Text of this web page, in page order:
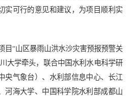
实可行的意见和建议，为项目顺利实
目“山区暴雨山洪水沙灾害预报预警关
大学牵头，联合中国水利水电科学研
央气象台）、水利部信息中心、长江
河海大学、中国科学院水利部成都山